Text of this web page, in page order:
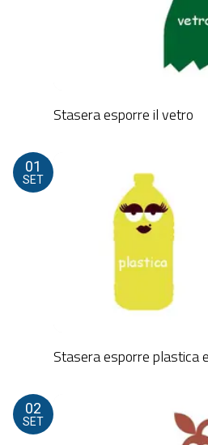
Stasera esporre il vetro
01
SET
Stasera esporre plastica
02
SET